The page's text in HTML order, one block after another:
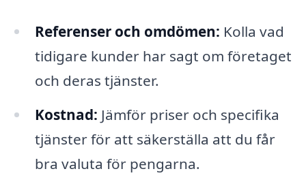
Referenser och omdömen: Kolla vad
tidigare kunder har sagt om företaget
och deras tjänster.
Kostnad: Jämför priser och specifika
tjänster för att säkerställa att du får
bra valuta för pengarna.